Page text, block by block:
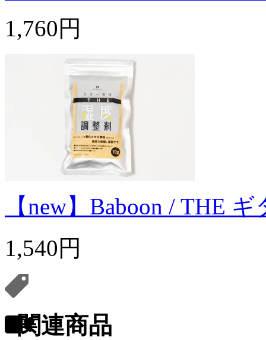
1,760円
【new】Baboon / THE
1,540円
関連商品